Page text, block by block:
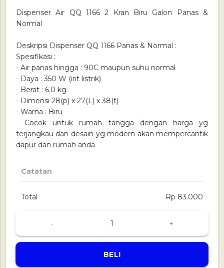
Dispenser Air QQ 1166 2 Kran Biru Galon Panas &
Normal
Deskripsi Dispenser QQ 1166 Panas & Normal :
Spesifikasi :
- Air panas hingga : 90C maupun suhu normal
- Daya : 350 W (irit listrik)
- Berat : 6.0 kg
- Dimensi 28(p) x 27(L) x 38(t)
- Warna : Biru
- Cocok untuk rumah tangga dengan harga yg
terjangkau dan desain yg modern akan mempercantik
dapur dan rumah anda
Catatan
Total Rp 83.000
- +
BELI